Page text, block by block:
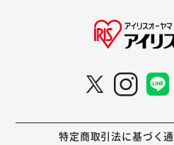
特定商取引法に基づく